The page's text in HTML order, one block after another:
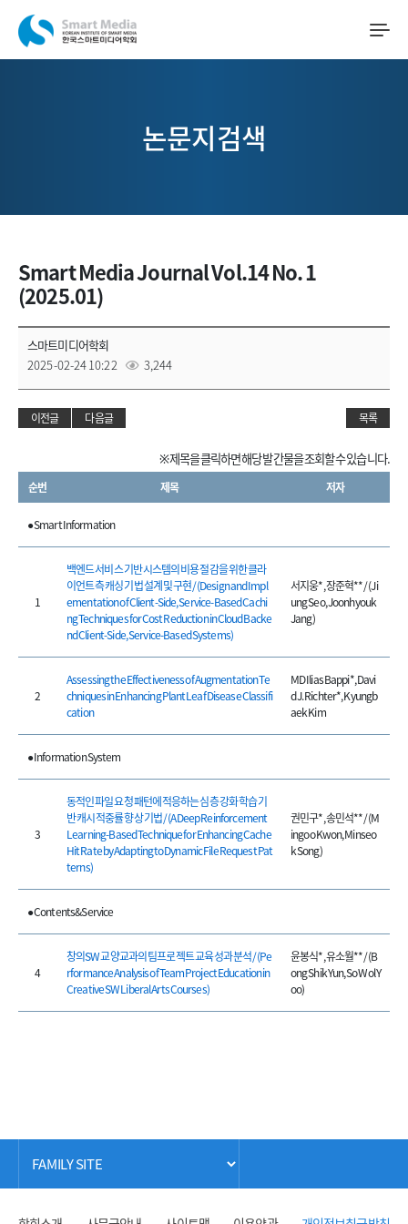
논문지검색
Smart Media Journal Vol.14 No. 1
(2025.01)
스마트미디어학회
2025-02-24 10:22
3,244
이전글 다음글 목록
※ 제목을 클릭하면 해당 발간물을 조회할 수 있습니다.
순번 제목 저자
● Smart Information
1
백엔드 서비스 기반 시스템의 비용 절감을 위한 클라
이언트 측 캐싱 기법 설계 및 구현 / (Design and Impl
ementation of Client-Side, Service-Based Cachi
ng Techniques for Cost Reduction in Cloud Backe
nd Client-Side, Service-Based Systems)
서지웅*, 장준혁** / (Ji
ung Seo, Joonhyouk
Jang)
2
Assessing the Effectiveness of Augmentation Te
chniques in Enhancing Plant Leaf Disease Classifi
cation
MD Ilias Bappi*, Davi
d J. Richter*, Kyungb
aek Kim
● Information System
3
동적인 파일 요청 패턴에 적응하는 심층 강화 학습 기
반 캐시 적중률 향상 기법 / (A Deep Reinforcement
Learning-Based Technique for Enhancing Cache
Hit Rate by Adapting to Dynamic File Request Pat
terns)
권민구*, 송민석** / (M
ingoo Kwon, Minseo
k Song)
● Contents&Service
4
창의SW 교양교과의 팀프로젝트 교육 성과 분석 / (Pe
rformance Analysis of Team Project Education in
Creative SW Liberal Arts Courses)
윤봉식*, 유소월** / (B
ong Shik Yun, So Wol Y
oo)